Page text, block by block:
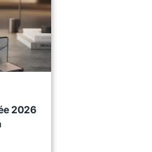
2026